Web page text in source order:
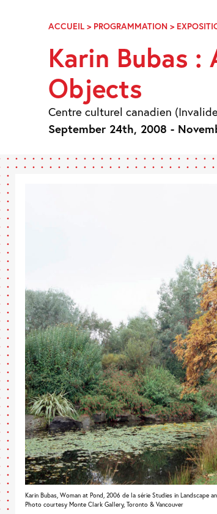
NavigationACCUEIL > PROGRAMMATION >
Karin Bubas
Objects
Centre culturel canadien
September 24th, 2008 -
Karin Bubas, Woman at Pond, 2006 de la série Studies in Landscape
Photo courtesy Monte Clark Gallery, Toronto & Vancouver